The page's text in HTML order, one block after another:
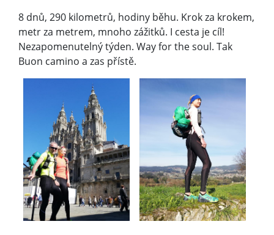
8 dnů, 290 kilometrů, hodiny běhu. Krok za krokem,
metr za metrem, mnoho zážitků. I cesta je cíl!
Nezapomenutelný týden. Way for the soul. Tak
Buon camino a zas přístě.